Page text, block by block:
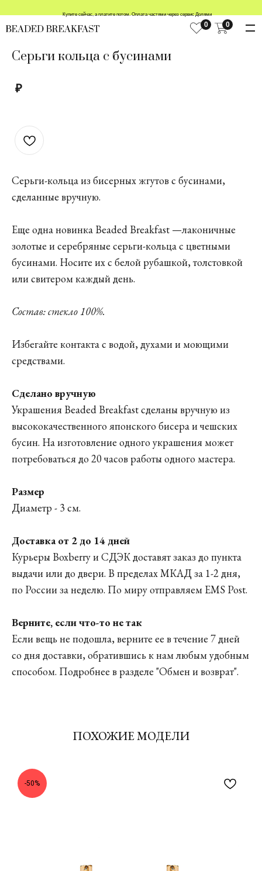
0 0
Купите сейчас, а платите потом. Оплата частями через сервис Долями
Серьги кольца с бусинами
₽
Серьги-кольца из бисерных жгутов с бусинами,
сделанные вручную.
Еще одна новинка Beaded Breakfast —лаконичные
золотые и серебряные серьги-кольца с цветными
бусинами. Носите их с белой рубашкой, толстовкой
или свитером каждый день.
Состав: стекло 100%.
Избегайте контакта с водой, духами и моющими
средствами.
Сделано вручную
Украшения Beaded Breakfast сделаны вручную из
высококачественного японского бисера и чешских
бусин. На изготовление одного украшения может
потребоваться до 20 часов работы одного мастера.
Размер
Диаметр - 3 см.
Доставка от 2 до 14 дней
Курьеры Boxberry и СДЭК доставят заказ до пункта
выдачи или до двери. В пределах МКАД за 1-2 дня,
по России за неделю. По миру отправляем EMS Post.
Верните, если что-то не так
Если вещь не подошла, верните ее в течение 7 дней
со дня доставки, обратившись к нам любым удобным
способом. Подробнее в разделе "Обмен и возврат".
ПОХОЖИЕ МОДЕЛИ
-50%